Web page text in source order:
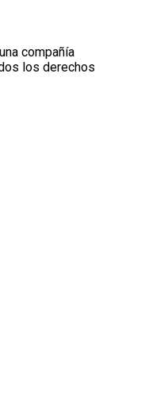
compañía
los derechos